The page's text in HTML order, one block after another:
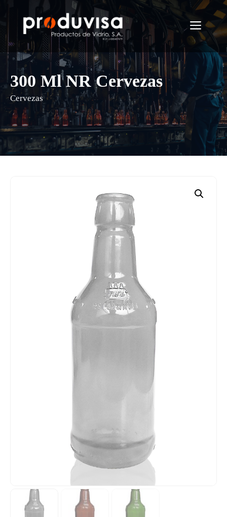
contenido
Menú
300 Ml NR Cervezas
Cervezas